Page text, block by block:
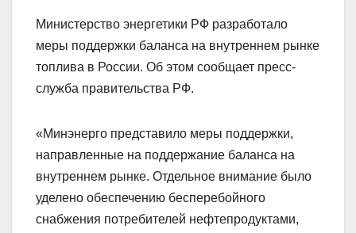
Министерство энергетики РФ разработало
меры поддержки баланса на внутреннем рынке
топлива в России. Об этом сообщает пресс-
служба правительства РФ.
«Минэнерго представило меры поддержки,
направленные на поддержание баланса на
внутреннем рынке. Отдельное внимание было
уделено обеспечению бесперебойного
снабжения потребителей нефтепродуктами,